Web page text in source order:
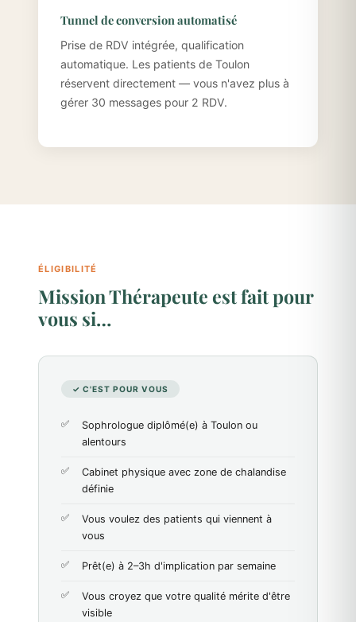
Tunnel de conversion automatisé
Prise de RDV intégrée, qualification
automatique. Les patients de Toulon
réservent directement — vous n'avez plus à
gérer 30 messages pour 2 RDV.
ÉLIGIBILITÉ
Mission Thérapeute est fait pour
vous si…
✓ C'EST POUR VOUS
Sophrologue diplômé(e) à Toulon ou
alentours
Cabinet physique avec zone de chalandise
définie
Vous voulez des patients qui viennent à
vous
Prêt(e) à 2–3h d'implication par semaine
Vous croyez que votre qualité mérite d'être
visible